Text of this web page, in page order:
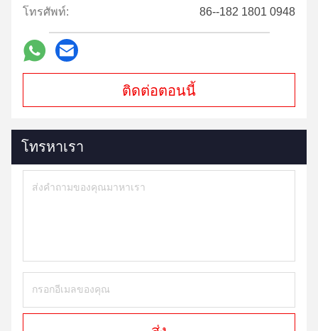
โทรศัพท์: 86--182 1801 0948
ติดต่อตอนนี้
โทรหาเรา